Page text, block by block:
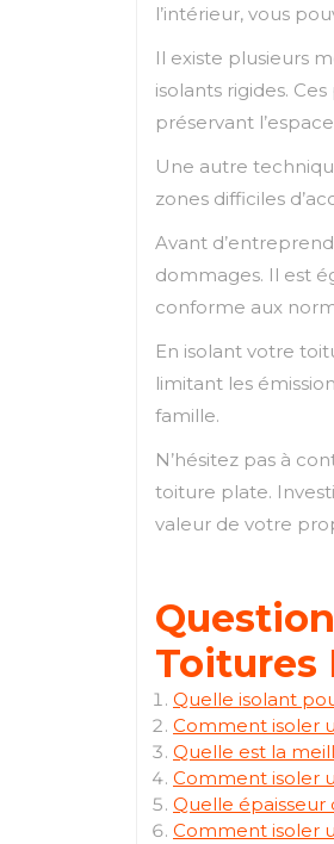
l’intérieur, vous
Il existe plusieurs
isolants rigides.
préservant
Une autre
zones difficiles
Avant
dommages. Il est
conforme aux
En isolant votre
limitant les
famille.
N’hésitez pas à
toiture plate.
valeur de votre
Toitures
Quelle isolant
Comment isoler
Quelle est la
Comment isoler
Quelle épaisseur
Comment isoler